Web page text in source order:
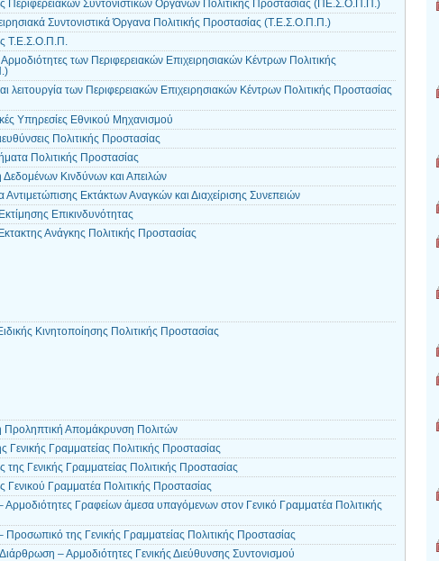
Περιφερειακών Συντονιστικών Οργάνων Πολιτικής Προστασίας (ΠΕ.Σ.Ο.Π.Π.)
Συντονιστικά Όργανα Πολιτικής Προστασίας (Τ.Ε.Σ.Ο.Π.Π.)
Τ.Ε.Σ.Ο.Π.Π.
των Περιφερειακών Επιχειρησιακών Κέντρων Πολιτικής
των Περιφερειακών Επιχειρησιακών Κέντρων Πολιτικής Προστασίας
Υπηρεσίες Εθνικού Μηχανισμού
Πολιτικής Προστασίας
Πολιτικής Προστασίας
Κινδύνων και Απειλών
Αντιμετώπισης Εκτάκτων Αναγκών και Διαχείρισης Συνεπειών
Επικινδυνότητας
Ανάγκης Πολιτικής Προστασίας
Κινητοποίησης Πολιτικής Προστασίας
Απομάκρυνση Πολιτών
Γραμματείας Πολιτικής Προστασίας
Γενικής Γραμματείας Πολιτικής Προστασίας
Γενικού Γραμματέα Πολιτικής Προστασίας
Γραφείων άμεσα υπαγόμενων στον Γενικό Γραμματέα Πολιτικής
της Γενικής Γραμματείας Πολιτικής Προστασίας
– Αρμοδιότητες Γενικής Διεύθυνσης Συντονισμού